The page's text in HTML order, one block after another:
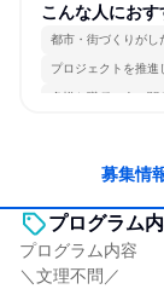
こんな人におす
都市・街づくりがし
プロジェクトを推進
多様な職種の人と関
募集情
プログラム
プログラム内容
＼文理不問／